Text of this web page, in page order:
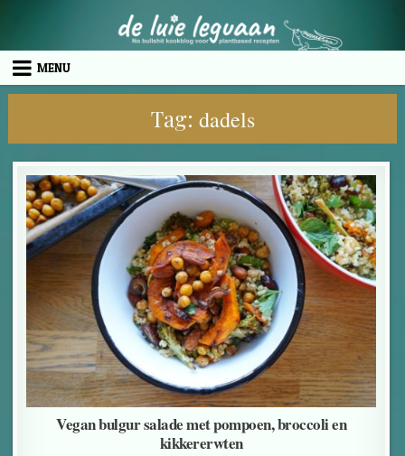
MENU
Tag: dadels
Vegan bulgur salade met pompoen, broccoli en
kikkererwten